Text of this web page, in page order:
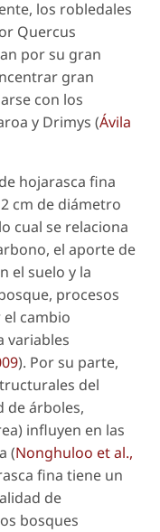
los robledales
Quercus
por su gran
gran
con los
y Drimys (Ávila
hojarasca fina
cm de diámetro
cual se relaciona
el aporte de
el suelo y la
procesos
cambio
variables
). Por su parte,
del
de árboles,
influyen en las
(Nonghuloo et al.,
fina tiene un
de
bosques